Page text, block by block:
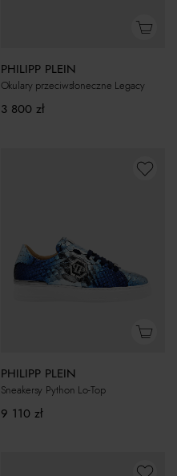
PHILIPP PLEIN
Okulary przeciwsłoneczne Legacy
3 800 zł
PHILIPP PLEIN
Sneakersy Python Lo-Top
9 110 zł